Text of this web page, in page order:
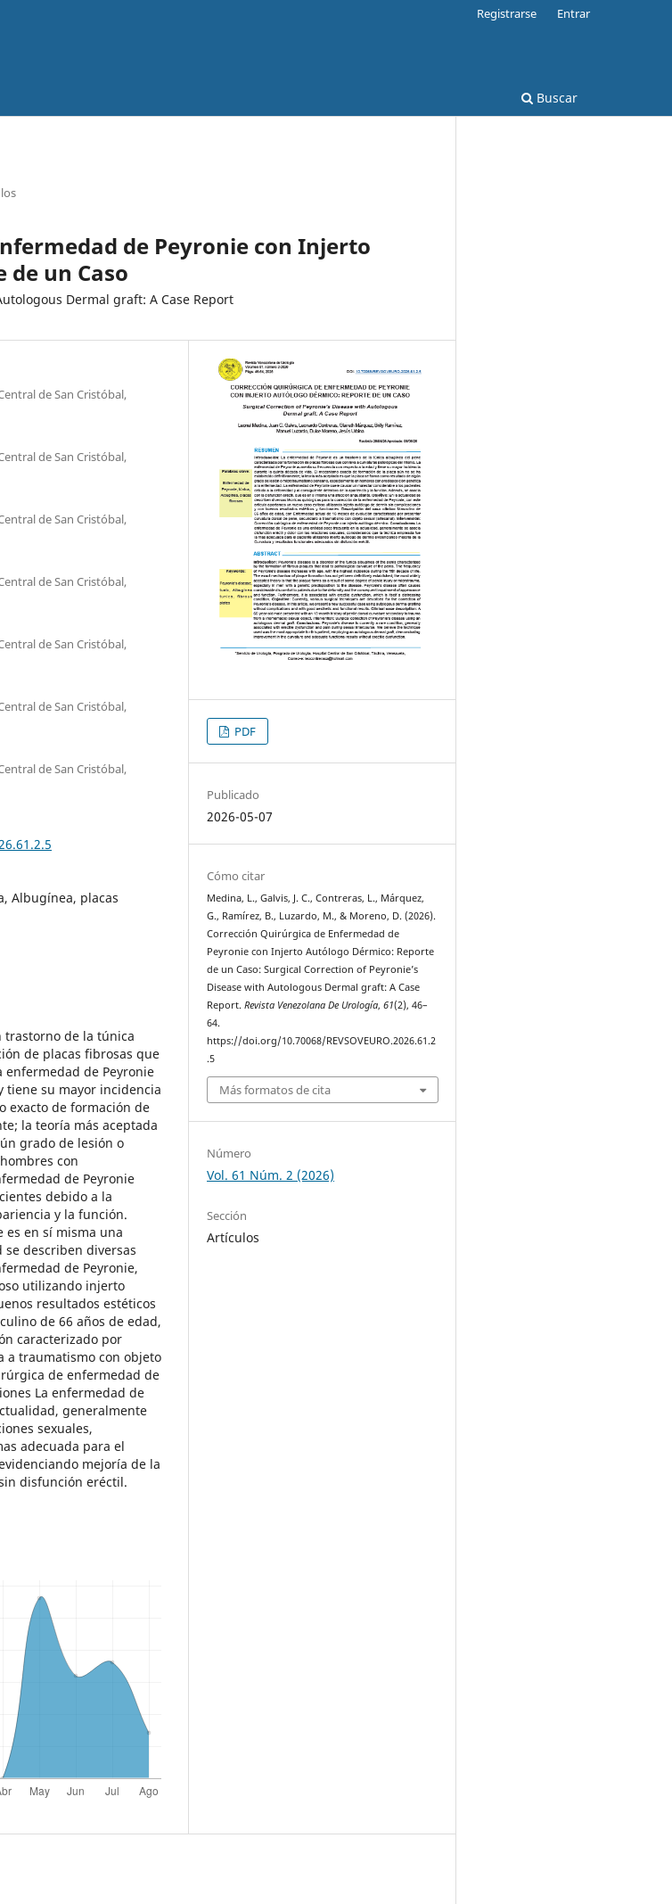
Buscar
Registrarse Entrar
de Peyronie con Injerto
un Caso
Dermal graft: A Case Report
de San Cristóbal,
de San Cristóbal,
de San Cristóbal,
de San Cristóbal,
de San Cristóbal,
de San Cristóbal,
de San Cristóbal,
Albugínea, placas
trastorno de la túnica
de placas fibrosas que
enfermedad de Peyronie
tiene su mayor incidencia
exacto de formación de
la teoría más aceptada
grado de lesión o
con
de Peyronie
debido a la
y la función.
es en sí misma una
describen diversas
de Peyronie,
utilizando injerto
resultados estéticos
de 66 años de edad,
caracterizado por
a traumatismo con objeto
de enfermedad de
La enfermedad de
generalmente
sexuales,
adecuada para el
mejoría de la
disfunción eréctil.
PDF
Publicado
2026-05-07
Cómo citar
Medina, L., Galvis, J. C., Contreras, L., Márquez,
G., Ramírez, B., Luzardo, M., & Moreno, D. (2026).
Corrección Quirúrgica de Enfermedad de
Peyronie con Injerto Autólogo Dérmico: Reporte
de un Caso: Surgical Correction of Peyronie’s
Disease with Autologous Dermal graft: A Case
Report.Revista Venezolana De Urología,61(2), 46–
64.
https://doi.org/10.70068/REVSOVEURO.2026.61.2
.5
Más formatos de cita
Número
Vol. 61 Núm. 2 (2026)
Sección
Artículos